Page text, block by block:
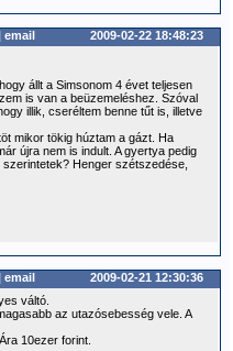
email
2009-02-22 18:48:23
állt a Simsonom 4 évet teljesen
is van a beüzemeléshez. Szóval
illik, cseréltem benne tűt is, illetve
mikor tökig húztam a gázt. Ha
újra nem is indult. A gyertya pedig
Henger szétszedése,
email
2009-02-21 12:30:36
váltó.
az utazósebesség vele. A
10ezer forint.